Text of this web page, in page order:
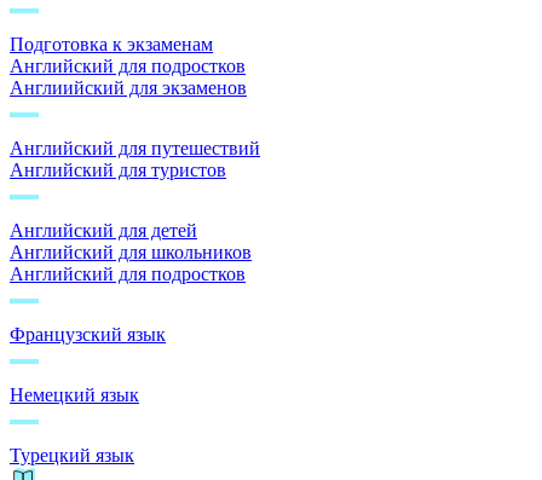
Подготовка к экзаменам
Английский для подростков
Англиийский для экзаменов
Английский для путешествий
Английский для туристов
Английский для детей
Английский для школьников
Английский для подростков
Французский язык
Немецкий язык
Турецкий язык